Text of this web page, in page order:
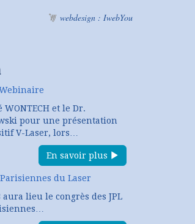
webdesign : IwebYou
et le Dr.
pour une présentation
V-Laser, lors…
En savoir plus
Parisiennes du Laser
aura lieu le congrès des JPL